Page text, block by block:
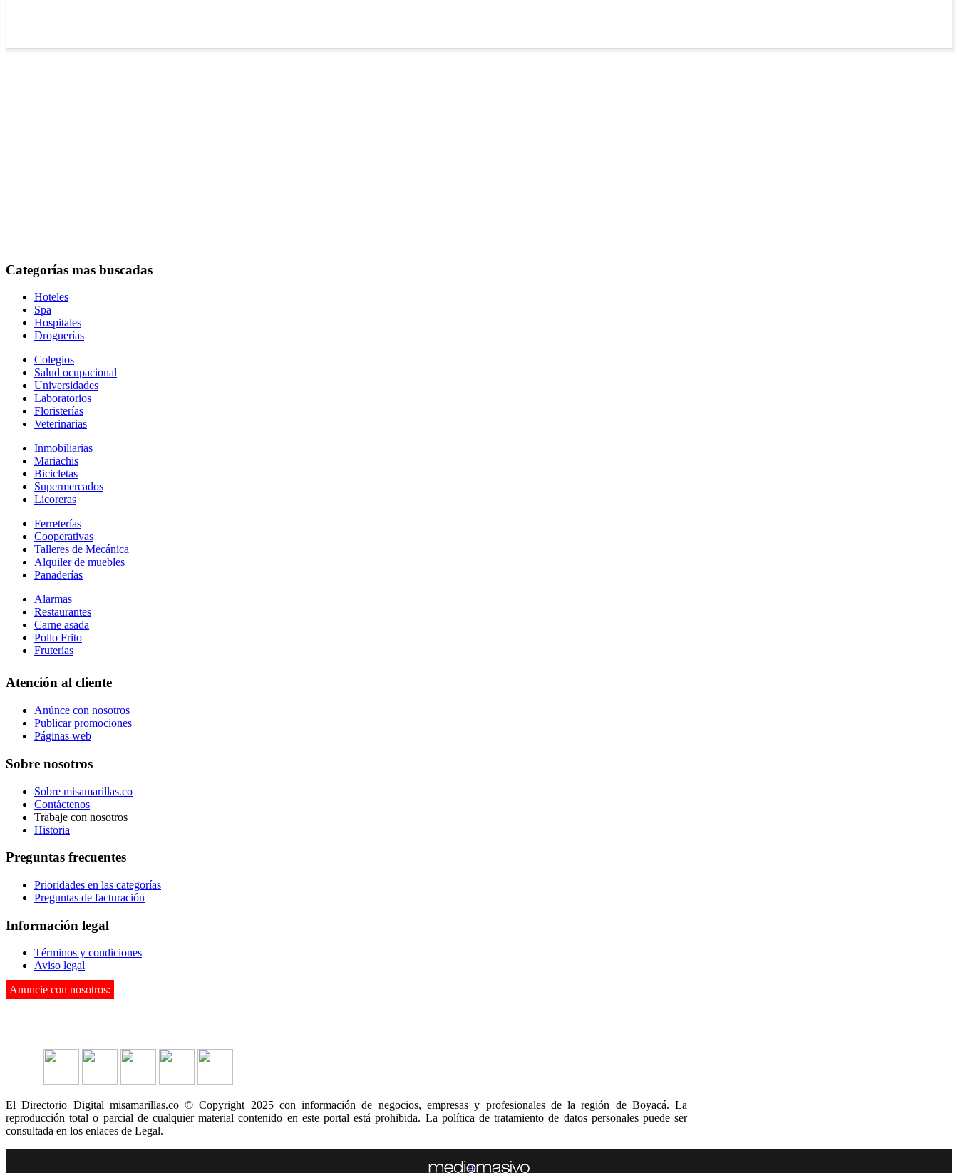
Categorías mas buscadas
Hoteles
Spa
Hospitales
Droguerías
Colegios
Salud ocupacional
Universidades
Laboratorios
Floristerías
Veterinarias
Inmobiliarias
Mariachis
Bicicletas
Supermercados
Licoreras
Ferreterías
Cooperativas
Talleres de Mecánica
Alquiler de muebles
Panaderías
Alarmas
Restaurantes
Carne asada
Pollo Frito
Fruterías
Atención al cliente
Anúnce con nosotros
Publicar promociones
Páginas web
Sobre nosotros
Sobre misamarillas.co
Contáctenos
Trabaje con nosotros
Historia
Preguntas frecuentes
Prioridades en las categorías
Preguntas de facturación
Información legal
Términos y condiciones
Aviso legal
Anuncie con nosotros:
El Directorio Digital misamarillas.co © Copyright 2025 con información de negocios, empresas y profesionales de la región de Boyacá. La
reproducción total o parcial de cualquier material contenido en este portal está prohibida. La política de tratamiento de datos personales puede ser
consultada en los enlaces de Legal.